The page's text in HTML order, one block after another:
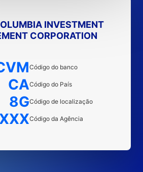
INVESTMENT
CORPORATION
Código do banco
CACódigo do País
8GCódigo de localização
XXXCódigo da Agência